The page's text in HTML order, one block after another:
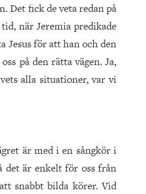
Det fick de veta redan på
när Jeremia predikade
Jesus för att han och den
på den rätta vägen. Ja,
alla situationer, var vi
är med i en sångkör i
det är enkelt för oss från
snabbt bilda körer. Vid